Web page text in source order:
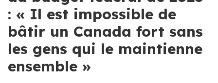
: « Il est impossible de
bâtir un Canada fort sans
les gens qui le maintienne
ensemble »